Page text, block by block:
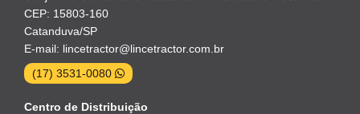
CEP: 15803-160
Catanduva/SP
E-mail: lincetractor@lincetractor.com.br
(17) 3531-0080
Centro de Distribuição